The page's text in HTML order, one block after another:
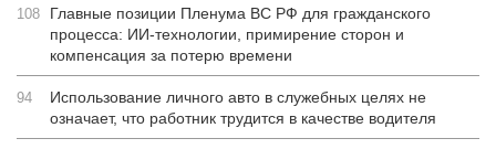
108
Главные позиции Пленума ВС РФ для гражданского
процесса: ИИ-технологии, примирение сторон и
компенсация за потерю времени
94
Использование личного авто в служебных целях не
означает, что работник трудится в качестве водителя